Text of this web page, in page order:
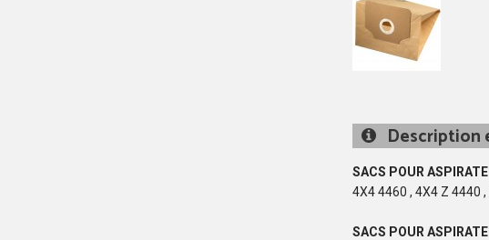
Description
SACS POUR
4X4 4460 , 4X4 Z 4440
SACS POUR